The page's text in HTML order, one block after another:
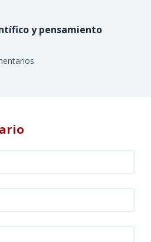
y pensamiento